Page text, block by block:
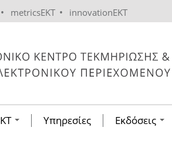
• metricsEKT • innovationEKT
Υπηρεσίες Εκδόσεις